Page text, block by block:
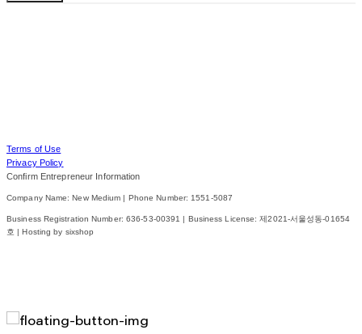
Terms of Use
Privacy Policy
Confirm Entrepreneur Information
Company Name: New Medium | Phone Number: 1551-5087
Business Registration Number: 636-53-00391 | Business License:제2021-서울성동-01654
호 | Hosting by sixshop